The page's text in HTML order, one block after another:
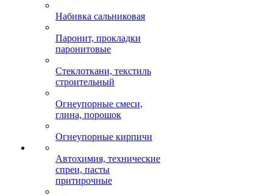
Набивка сальниковая
Паронит, прокладки
паронитовые
Стеклоткани, текстиль
строительный
Огнеупорные смеси,
глина, порошок
Огнеупорные кирпичи
Автохимия, технические
спреи, пасты
притирочные